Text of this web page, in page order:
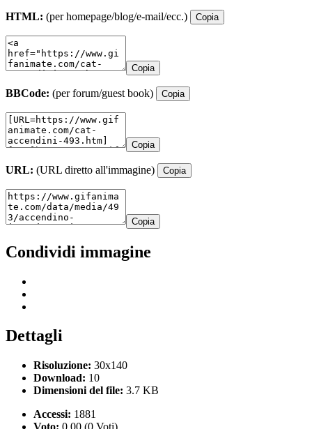
HTML: (per homepage/blog/e-mail/ecc.) Copia
Copia
BBCode: (per forum/guest book) Copia
Copia
URL: (URL diretto all'immagine) Copia
Copia
Condividi immagine
Dettagli
Risoluzione: 30x140
Download: 10
Dimensioni del file: 3.7 KB
Accessi: 1881